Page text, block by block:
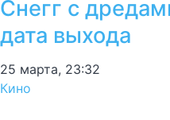
Снегг с
дата выхода
25 марта, 23:32
Кино